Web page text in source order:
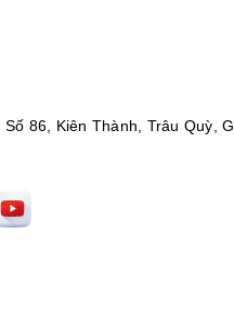
Số 86, Kiên Thành, Trâu Quỳ,